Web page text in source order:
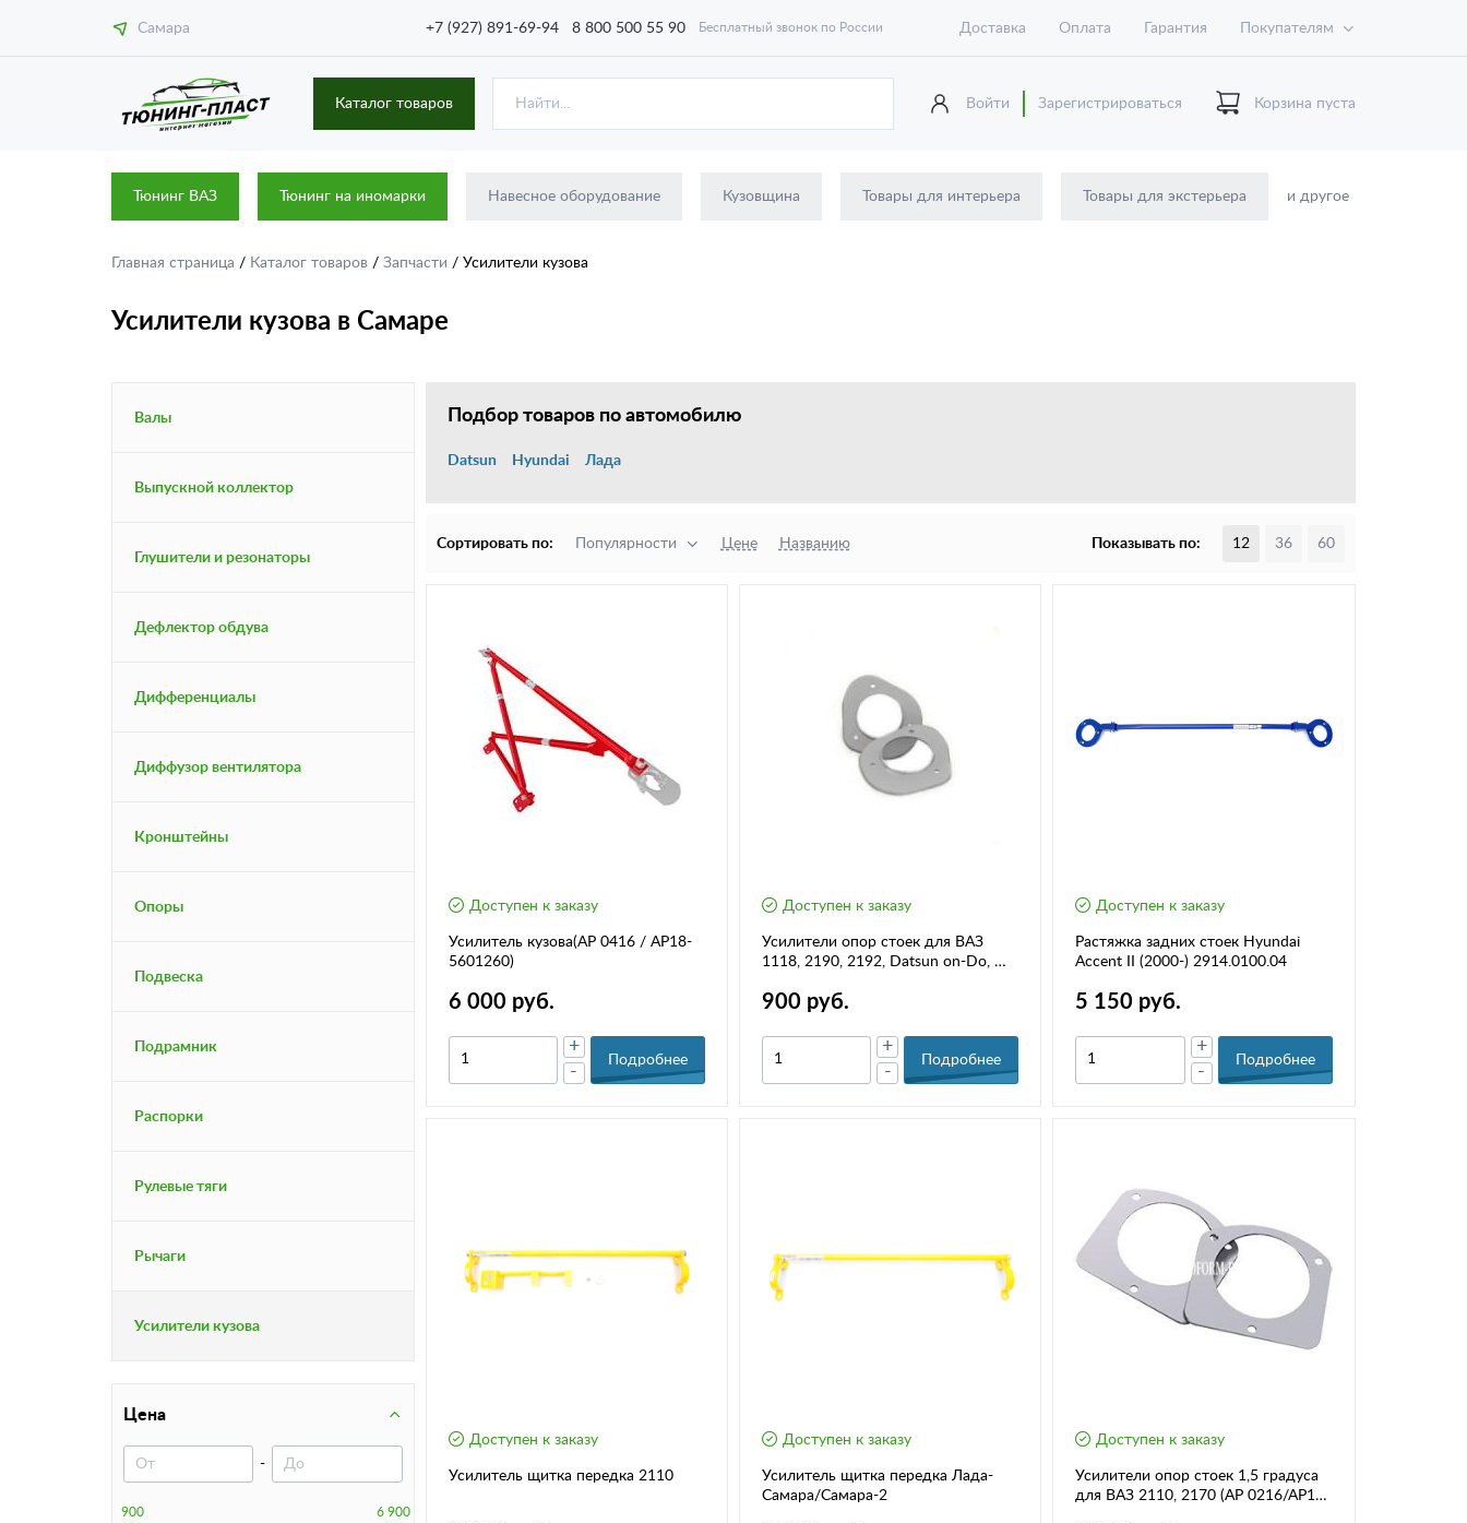
Самара +7 (927) 891-69-94 8 800 500 55 90 Бесплатный звонок по России Доставка Оплата Гарантия Покупателям
Каталог товаров Войти Зарегистрироваться Корзина пуста
Тюнинг ВАЗ Тюнинг на иномарки Навесное оборудование Кузовщина Товары для интерьера Товары для экстерьера и другое
Главная страница / Каталог товаров / Запчасти / Усилители кузова
Усилители кузова в Самаре
Валы
Выпускной коллектор
Глушители и резонаторы
Дефлектор обдува
Дифференциалы
Диффузор вентилятора
Кронштейны
Опоры
Подвеска
Подрамник
Распорки
Рулевые тяги
Рычаги
Усилители кузова
Цена
-
900 6 900
Подбор товаров по автомобилю
Datsun Hyundai Лада
Сортировать по: Популярности Цене Названию Показывать по: 12 36 60
Доступен к заказу
Усилитель кузова(АР 0416 / АР18-
5601260)
6 000 руб.
-
+
Подробнее
Доступен к заказу
Усилители опор стоек для ВАЗ
1118, 2190, 2192, Datsun on-Do, mi-
900 руб.
-
+
Подробнее
Доступен к заказу
Растяжка задних стоек Hyundai
Accent II (2000-) 2914.0100.04
5 150 руб.
-
+
Подробнее
Доступен к заказу
Усилитель щитка передка 2110
Доступен к заказу
Усилитель щитка передка Лада-
Самара/Самара-2
Доступен к заказу
Усилители опор стоек 1,5 градуса
для ВАЗ 2110, 2170 (АР 0216/АР10-